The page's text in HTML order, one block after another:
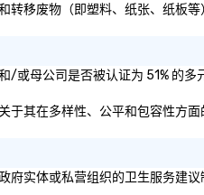
移废物（即塑料、纸张、纸板
或母公司是否被认证为 51% 的
其在多样性、公平和包容性方面
府实体或私营组织的卫生服务建